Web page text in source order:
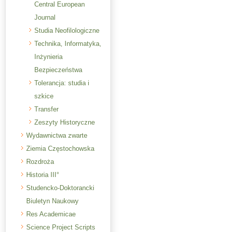
Central European
Journal
Studia Neofilologiczne
Technika, Informatyka,
Inżynieria
Bezpieczeństwa
Tolerancja: studia i
szkice
Transfer
Zeszyty Historyczne
Wydawnictwa zwarte
Ziemia Częstochowska
Rozdroża
Historia III°
Studencko-Doktorancki
Biuletyn Naukowy
Res Academicae
Science Project Scripts